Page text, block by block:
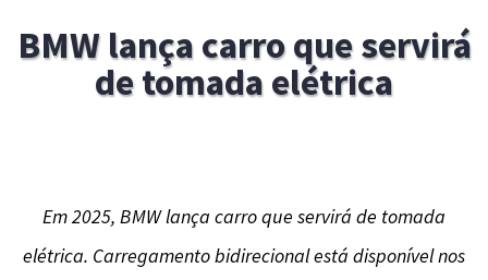
BMW lança carro que servirá
de tomada elétrica
Em 2025, BMW lança carro que servirá de tomada
elétrica. Carregamento bidirecional está disponível nos